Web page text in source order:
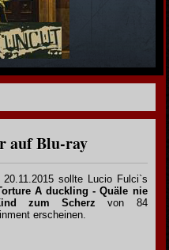
auf Blu-ray
sollte Lucio Fulci`s
A duckling - Quäle nie
zum Scherz von 84
erscheinen.